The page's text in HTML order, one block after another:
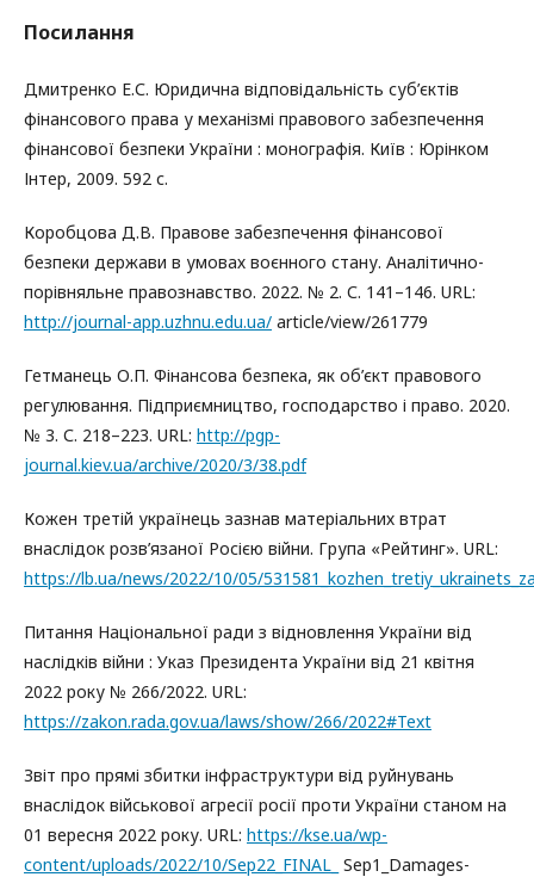
Посилання
Дмитренко Е.С. Юридична відповідальність суб’єктів
фінансового права у механізмі правового забезпечення
фінансової безпеки України : монографія. Київ : Юрінком
Інтер, 2009. 592 с.
Коробцова Д.В. Правове забезпечення фінансової
безпеки держави в умовах воєнного стану. Аналітично-
порівняльне правознавство. 2022. № 2. С. 141–146. URL:
http://journal-app.uzhnu.edu.ua/ article/view/261779
Гетманець О.П. Фінансова безпека, як об’єкт правового
регулювання. Підприємництво, господарство і право. 2020.
№ 3. С. 218–223. URL: http://pgp-
journal.kiev.ua/archive/2020/3/38.pdf
Кожен третій українець зазнав матеріальних втрат
внаслідок розв’язаної Росією війни. Група «Рейтинг». URL:
https://lb.ua/news/2022/10/05/
Питання Національної ради з відновлення України від
наслідків війни : Указ Президента України від 21 квітня
2022 року № 266/2022. URL:
https://zakon.rada.gov.ua/laws/show/266/2022#Text
Звіт про прямі збитки інфраструктури від руйнувань
внаслідок військової агресії росії проти України станом на
01 вересня 2022 року. URL: https://kse.ua/wp-
content/uploads/2022/10/Sep22_FINAL_ Sep1_Damages-